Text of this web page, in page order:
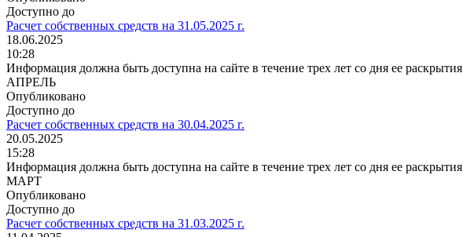
Доступно до
Расчет собственных средств на 31.05.2025 г.
18.06.2025
10:28
Информация должна быть доступна на сайте в течение трех лет со дня ее раскрытия
АПРЕЛЬ
Опубликовано
Доступно до
Расчет собственных средств на 30.04.2025 г.
20.05.2025
15:28
Информация должна быть доступна на сайте в течение трех лет со дня ее раскрытия
МАРТ
Опубликовано
Доступно до
Расчет собственных средств на 31.03.2025 г.